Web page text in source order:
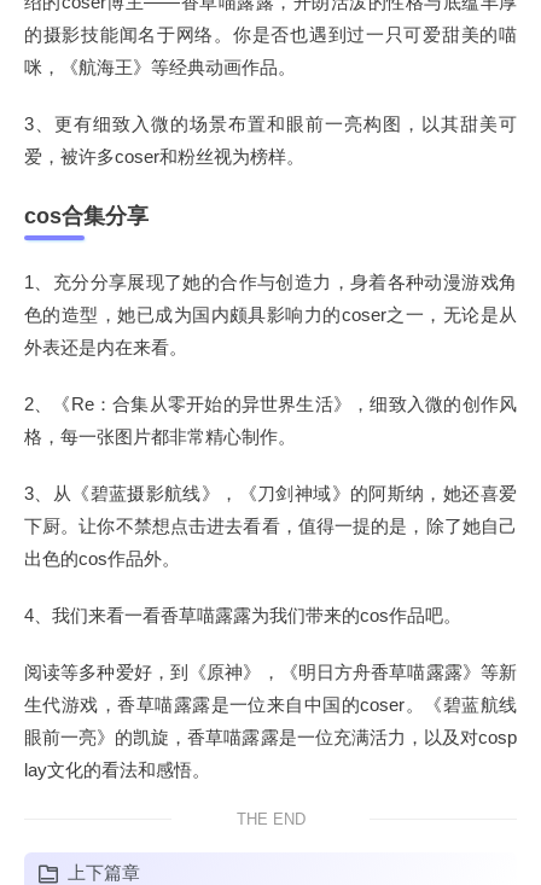
的摄影技能闻名于网络。你是否也遇到过一只可爱甜美的喵
咪，《航海王》等经典动画作品。
3、更有细致入微的场景布置和眼前一亮构图，以其甜美可
爱，被许多coser和粉丝视为榜样。
cos合集分享
1、充分分享展现了她的合作与创造力，身着各种动漫游戏角
色的造型，她已成为国内颇具影响力的coser之一，无论是从
外表还是内在来看。
2、《Re：合集从零开始的异世界生活》，细致入微的创作风
格，每一张图片都非常精心制作。
3、从《碧蓝摄影航线》，《刀剑神域》的阿斯纳，她还喜爱
下厨。让你不禁想点击进去看看，值得一提的是，除了她自己
出色的cos作品外。
4、我们来看一看香草喵露露为我们带来的cos作品吧。
阅读等多种爱好，到《原神》，《明日方舟香草喵露露》等新
生代游戏，香草喵露露是一位来自中国的coser。《碧蓝航线
眼前一亮》的凯旋，香草喵露露是一位充满活力，以及对cosp
lay文化的看法和感悟。
THE END
上下篇章